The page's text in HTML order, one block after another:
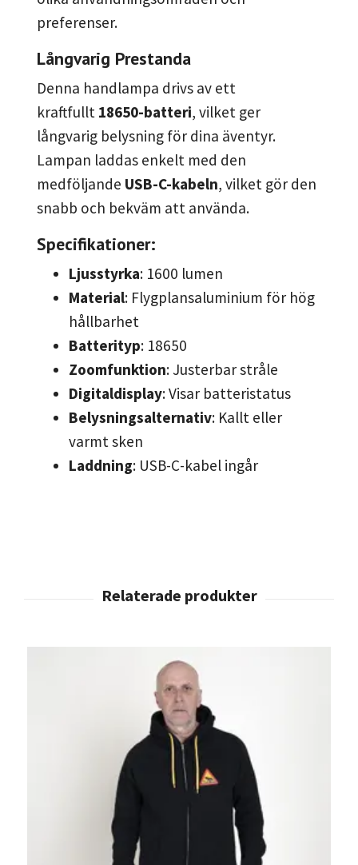
preferenser.
Långvarig Prestanda
Denna handlampa drivs av ett
kraftfullt 18650-batteri, vilket ger
långvarig belysning för dina äventyr.
Lampan laddas enkelt med den
medföljande USB-C-kabeln, vilket gör den
snabb och bekväm att använda.
Specifikationer:
Ljusstyrka: 1600 lumen
Material: Flygplansaluminium för hög
hållbarhet
Batterityp: 18650
Zoomfunktion: Justerbar stråle
Digitaldisplay: Visar batteristatus
Belysningsalternativ: Kallt eller
varmt sken
Laddning: USB-C-kabel ingår